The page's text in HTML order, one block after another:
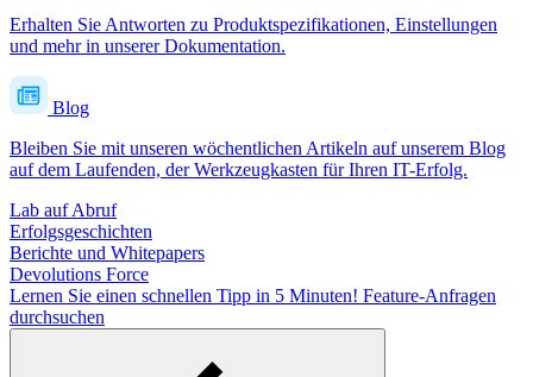
Erhalten Sie Antworten zu Produktspezifikationen, Einstellungen
und mehr in unserer Dokumentation.
Blog
Bleiben Sie mit unseren wöchentlichen Artikeln auf unserem Blog
auf dem Laufenden, der Werkzeugkasten für Ihren IT-Erfolg.
Lab auf Abruf
Erfolgsgeschichten
Berichte und Whitepapers
Devolutions Force
Lernen Sie einen schnellen Tipp in 5 Minuten! Feature-Anfragen
durchsuchen